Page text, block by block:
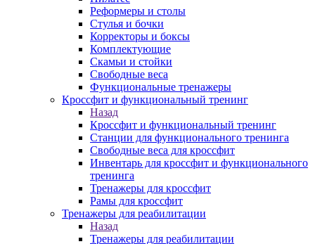
Реформеры и столы
Стулья и бочки
Корректоры и боксы
Комплектующие
Скамьи и стойки
Свободные веса
Функциональные тренажеры
Кроссфит и функциональный тренинг
Назад
Кроссфит и функциональный тренинг
Станции для функционального тренинга
Свободные веса для кроссфит
Инвентарь для кроссфит и функционального
тренинга
Тренажеры для кроссфит
Рамы для кроссфит
Тренажеры для реабилитации
Назад
Тренажеры для реабилитации